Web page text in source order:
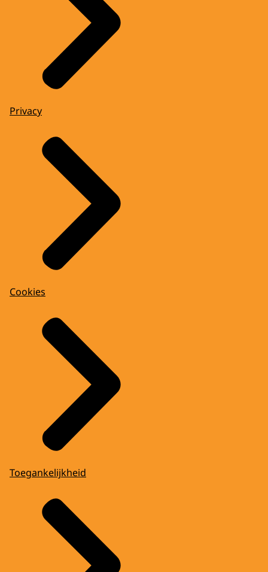
Privacy
Cookies
Toegankelijkheid